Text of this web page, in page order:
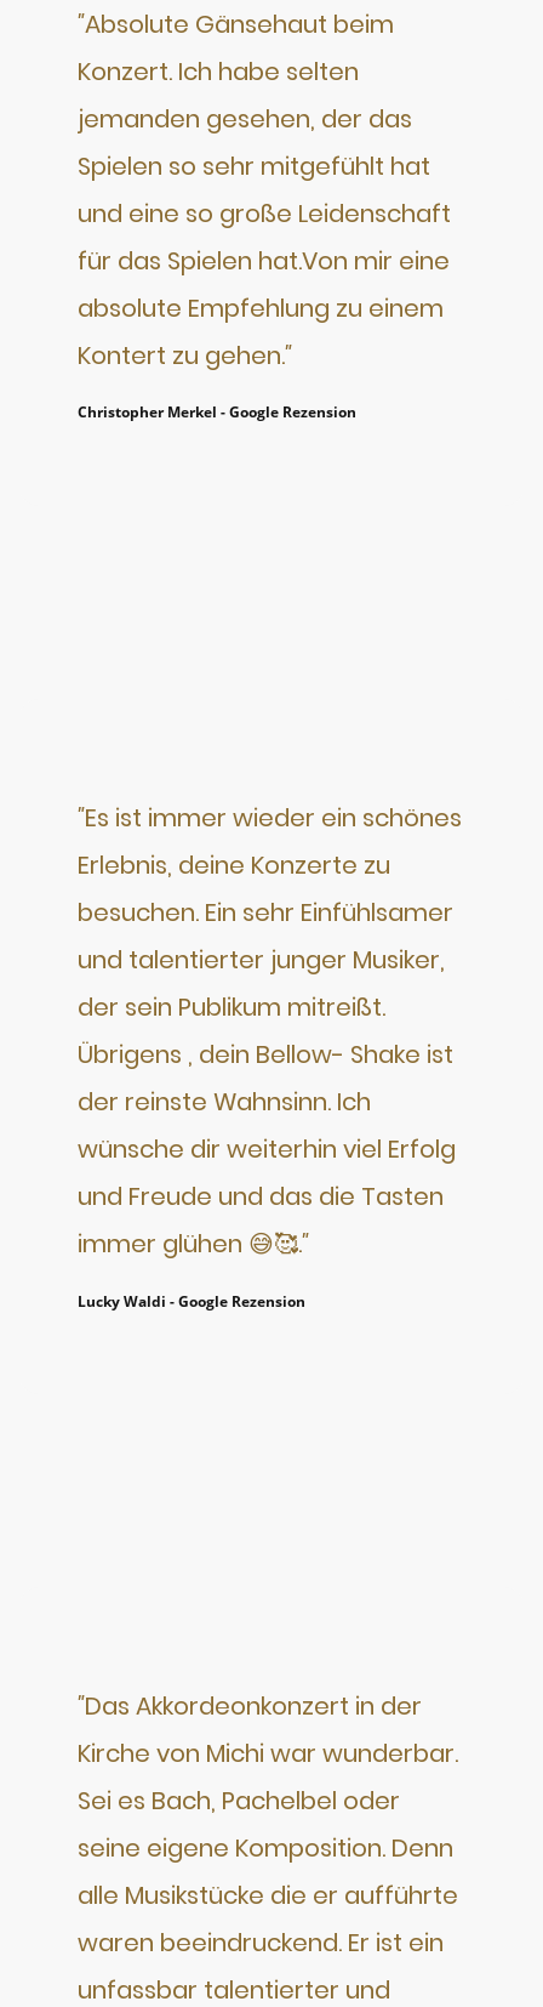
"Absolute Gänsehaut beim
Konzert. Ich habe selten
jemanden gesehen, der das
Spielen so sehr mitgefühlt hat
und eine so große Leidenschaft
für das Spielen hat.Von mir eine
absolute Empfehlung zu einem
Kontert zu gehen."
Christopher Merkel - Google Rezension
"Es ist immer wieder ein schönes
Erlebnis, deine Konzerte zu
besuchen. Ein sehr Einfühlsamer
und talentierter junger Musiker,
der sein Publikum mitreißt.
Übrigens , dein Bellow- Shake ist
der reinste Wahnsinn. Ich
wünsche dir weiterhin viel Erfolg
und Freude und das die Tasten
immer glühen 😅🥰."
Lucky Waldi - Google Rezension
"Das Akkordeonkonzert in der
Kirche von Michi war wunderbar.
Sei es Bach, Pachelbel oder
seine eigene Komposition. Denn
alle Musikstücke die er aufführte
waren beeindruckend. Er ist ein
unfassbar talentierter und